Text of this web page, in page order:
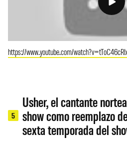
https://www.youtube.com/
5
Usher, el cantante
show como reemplazo
sexta temporada del